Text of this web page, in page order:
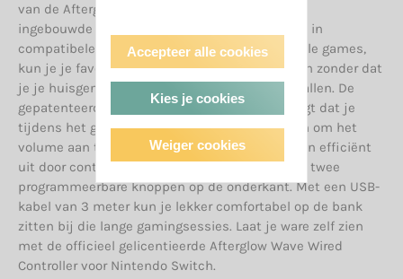
van de Afterglow Wave Wired Controller. Met de
ingebouwde 3,5 mm-aansluiting voor USB-chat in
compatibele titels, en meeslepende audio in alle games,
kun je je favoriete headset gebruiken en gamen zonder dat
je je huisgenoten of geliefden lastig hoeft te vallen. De
gepatenteerde audiobediening op de D-padzorgt dat je
tijdens het gamen nooit meer hoeft te stoppen om het
volume aan te passen. Schakel vijanden snel en efficiënt
uit door controllerfuncties toe te wijzen aan de twee
programmeerbare knoppen op de onderkant. Met een USB-
kabel van 3 meter kun je lekker comfortabel op de bank
zitten bij die lange gamingsessies. Laat je ware zelf zien
met de officieel gelicentieerde Afterglow Wave Wired
Controller voor Nintendo Switch.
Accepteer alle cookies
Kies je cookies
Weiger cookies